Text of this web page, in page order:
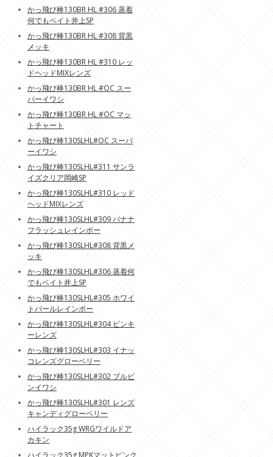
かっ飛び棒130BR HL #306 蒸着
何でもベイト井上SP
かっ飛び棒130BR HL #308 背黒
メッキ
かっ飛び棒130BR HL #310 レッ
ドヘッドMIXレンズ
かっ飛び棒130BR HL #OC スー
パーイワシ
かっ飛び棒130BR HL #OC マッ
トチャート
かっ飛び棒130SLHL#OC スーパ
ーイワシ
かっ飛び棒130SLHL#311 サンラ
イズクリア岡崎SP
かっ飛び棒130SLHL#310 レッド
ヘッドMIXレンズ
かっ飛び棒130SLHL#309 バナナ
フラッシュレインボー
かっ飛び棒130SLHL#308 背黒メ
ッキ
かっ飛び棒130SLHL#306 蒸着何
でもベイト井上SP
かっ飛び棒130SLHL#305 ホワイ
トパールレインボー
かっ飛び棒130SLHL#304 ピンキ
ーレンズ
かっ飛び棒130SLHL#303 イナッ
コレンズグローベリー
かっ飛び棒130SLHL#302 ブルピ
ンイワシ
かっ飛び棒130SLHL#301 レンズ
キャンディグローベリー
ハイラック35g WRGワイルドア
カキン
ハイラック35g MPKマットピンク